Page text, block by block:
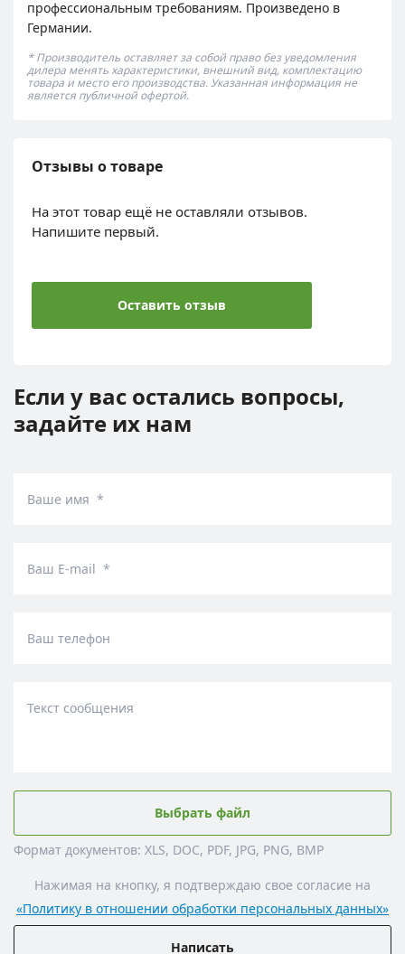
профессиональным требованиям. Произведено в
Германии.
* Производитель оставляет за собой право без уведомления
дилера менять характеристики, внешний вид, комплектацию
товара и место его производства. Указанная информация не
является публичной офертой.
Отзывы о товаре
На этот товар ещё не оставляли отзывов.
Напишите первый.
Оставить отзыв
Если у вас остались вопросы,
задайте их нам
Ваше имя *
Ваш E-mail *
Ваш телефон
Текст сообщения
Выбрать файл
Формат документов: XLS, DOC, PDF, JPG, PNG, BMP
Нажимая на кнопку, я подтверждаю свое согласие на
«Политику в отношении обработки персональных данных»
Написать